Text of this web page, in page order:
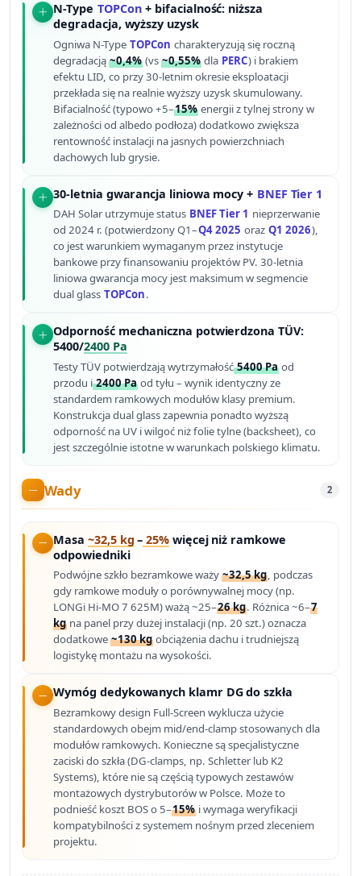
N-Type TOPCon + bifacialność: niższa
degradacja, wyższy uzysk
Ogniwa N-Type TOPCon charakteryzują się roczną
degradacją~0,4% (vs~0,55% dla PERC) i brakiem
efektu LID, co przy 30-letnim okresie eksploatacji
przekłada się na realnie wyższy uzysk skumulowany.
Bifacialność (typowo +5–15% energii z tylnej strony w
zależności od albedo podłoża) dodatkowo zwiększa
rentowność instalacji na jasnych powierzchniach
dachowych lub grysie.
30-letnia gwarancja liniowa mocy + BNEF Tier 1
DAH Solar utrzymuje status BNEF Tier 1 nieprzerwanie
od 2024 r. (potwierdzony Q1–Q4 2025 oraz Q1 2026),
co jest warunkiem wymaganym przez instytucje
bankowe przy finansowaniu projektów PV. 30-letnia
liniowa gwarancja mocy jest maksimum w segmencie
dual glass TOPCon.
Odporność mechaniczna potwierdzona TÜV:
5400/2400 Pa
Testy TÜV potwierdzają wytrzymałość5400 Pa od
przodu i2400 Pa od tyłu – wynik identyczny ze
standardem ramkowych modułów klasy premium.
Konstrukcja dual glass zapewnia ponadto wyższą
odporność na UV i wilgoć niż folie tylne (backsheet), co
jest szczególnie istotne w warunkach polskiego klimatu.
Wady 2
Masa~32,5 kg – 25% więcej niż ramkowe
odpowiedniki
Podwójne szkło bezramkowe waży~32,5 kg, podczas
gdy ramkowe moduły o porównywalnej mocy (np.
LONGi Hi-MO 7 625M) ważą ~25–26 kg. Różnica ~6–7
kg na panel przy dużej instalacji (np. 20 szt.) oznacza
dodatkowe~130 kg obciążenia dachu i trudniejszą
logistykę montażu na wysokości.
Wymóg dedykowanych klamr DG do szkła
Bezramkowy design Full-Screen wyklucza użycie
standardowych obejm mid/end-clamp stosowanych dla
modułów ramkowych. Konieczne są specjalistyczne
zaciski do szkła (DG-clamps, np. Schletter lub K2
Systems), które nie są częścią typowych zestawów
montażowych dystrybutorów w Polsce. Może to
podnieść koszt BOS o 5–15% i wymaga weryfikacji
kompatybilności z systemem nośnym przed zleceniem
projektu.